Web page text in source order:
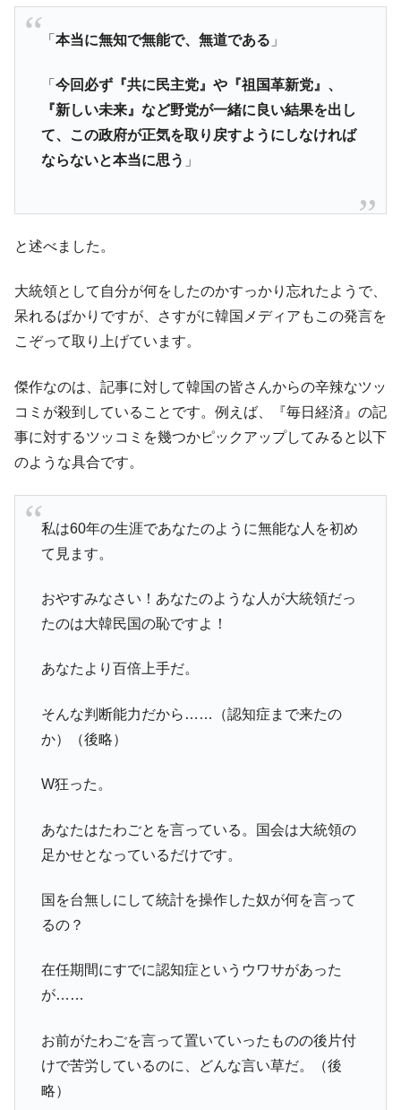
『Money1』
韓国政府『BYD』車への補助金を全廃 ⇒ 実
は韓国で『BYD』車は売れている。6カ月で対前年同期比
『Money1』
在韓米国大使スティールが着韓！⇒ さっそ
く空港に詰めかけ「出て行け！」「極右勢力」のプラカー
ドを掲げる「在韓反米勢力」
『Money1』
韓国政府「2035年までに18.4GW規模のAIデ
ほぼ終わった」
発。
『Money1』
韓国政府「ニセＫ-ブランドを通報しようキ
ャンペーン」⇒ あの名物教授も登場！
ぎ」では。
『Money1』
韓国鉄鋼最大手『POSCO』ズブズブ沈む。
営業利益80.2％も減少
『Money1』
米国下院「韓国の公務員個人をターゲット
する差別。許してはおかぬ
『Money1』
韓国ボンクラ政策室長･金容範、株価暴落に
他人事のような発言。
業績「史上最高益」当期純利益は前年同期比13.4倍に。
『Money1』
韓国･加徳島新国際空港「またも暗礁」の危
日(水)もサイドカー・サーキットブレイカーの二段コンボ
発動！
のは政界の責任だ」
『Money1』
韓国「2026年1Q 資金循環統計」面白い結果
『Money1』
韓国化学企業最大手『ロッテケミカル』純
借入金が約8兆。信用格付け「ネガティブ」にダウン
レイカーも発動！ 半導体2銘柄の暴落
『Money1』
Fact1
日本の誇る海洋資源調査船『白嶺』は先進技術の
塊！
Fact1
府県とは？
「 本当に無知で無能で、無道である 」
「 今回必ず『共に民主党』や『祖国革新党』、
『新しい未来』など野党が一緒に良い結果を出し
て、この政府が正気を取り戻すようにしなければ
ならないと本当に思う 」
と述べました。
大統領として自分が何をしたのかすっかり忘れたようで、
呆れるばかりですが、さすがに韓国メディアもこの発言を
こぞって取り上げています。
傑作なのは、記事に対して韓国の皆さんからの辛辣なツッ
コミが殺到していることです。例えば、『毎日経済』の記
事に対するツッコミを幾つかピックアップしてみると以下
のような具合です。
私は60年の生涯であなたのように無能な人を初め
て見ます。
おやすみなさい！あなたのような人が大統領だっ
たのは大韓民国の恥ですよ！
あなたより百倍上手だ。
そんな判断能力だから……（認知症まで来たの
か）（後略）
W狂った。
あなたはたわごとを言っている。国会は大統領の
足かせとなっているだけです。
国を台無しにして統計を操作した奴が何を言って
るの？
在任期間にすでに認知症というウワサがあった
が……
お前がたわごを言って置いていったものの後片付
けで苦労しているのに、どんな言い草だ。（後
略）